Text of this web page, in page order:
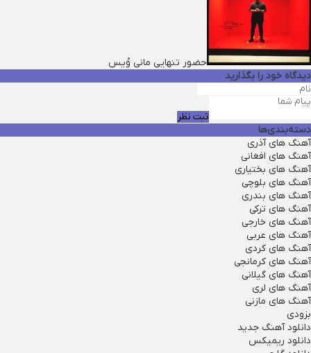
حضور تنهایی مانی وُیس
دیدگاه خود را بگذارید
ثبت نظر
دسته‌بندی‌ها
آهنگ های آذری
آهنگ های افغانی
آهنگ های بختیاری
آهنگ های بلوچی
آهنگ های بندری
آهنگ های ترکی
آهنگ های خارجی
آهنگ های عربی
آهنگ های کردی
آهنگ های کرمانجی
آهنگ های گیلانی
آهنگ های لری
آهنگ های مازنی
بزودی
دانلود آهنگ جدید
دانلود ریمیکس